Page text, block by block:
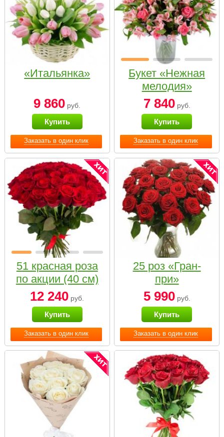
Заказать в один клик
«Итальянка»
9 860 руб.
Купить
Заказать в один клик
Букет «Нежная
мелодия»
7 840руб.
Купить
Заказать в один клик
51 красная роза
по акции (40 см)
12 240 руб.
Купить
Заказать в один клик
25 роз «Гран-
при»
5 990руб.
Купить